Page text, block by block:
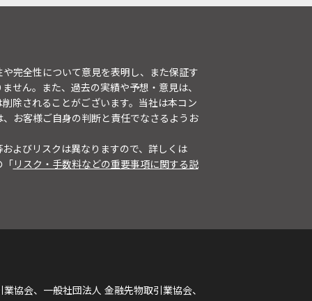
完全性について意見を表明し、また保証す
せん。また、過去の実績や予想・意見は、
除されることがございます。当社は本コン
お客様ご自身の判断と責任でなさるようお
よびリスクは異なりますので、詳しくは
「リスク・手数料などの重要事項に関する説
協会、一般社団法人 金融先物取引業協会、